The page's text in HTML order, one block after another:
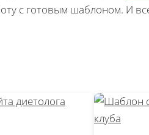
с готовым шаблоном. И